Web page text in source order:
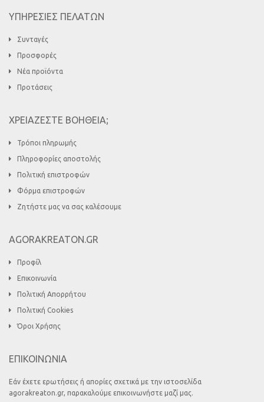
ΥΠΗΡΕΣΙΕΣ ΠΕΛΑΤΩΝ
Συνταγές
Προσφορές
Νέα προϊόντα
Προτάσεις
ΧΡΕΙΑΖΕΣΤΕ ΒΟΗΘΕΙΑ;
Τρόποι πληρωμής
Πληροφορίες αποστολής
Πολιτική επιστροφών
Φόρμα επιστροφών
Ζητήστε μας να σας καλέσουμε
AGORAKREATON.GR
Προφίλ
Επικοινωνία
Πολιτική Απορρήτου
Πολιτική Cookies
Όροι Χρήσης
ΕΠΙΚΟΙΝΩΝΙΑ
Εάν έχετε ερωτήσεις ή απορίες σχετικά με την ιστοσελίδα
agorakreaton.gr, παρακαλούμε επικοινωνήστε μαζί μας.